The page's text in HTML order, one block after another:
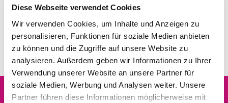
Diese Webseite verwendet Cookies
Wir verwenden Cookies, um Inhalte und Anzeigen zu
personalisieren, Funktionen für soziale Medien anbieten
zu können und die Zugriffe auf unsere Website zu
analysieren. Außerdem geben wir Informationen zu Ihrer
Verwendung unserer Website an unsere Partner für
soziale Medien, Werbung und Analysen weiter. Unsere
Partner führen diese Informationen möglicherweise mit